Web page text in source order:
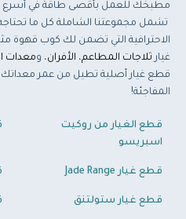
مطبخك للعمل بأقصى طاقة في
تشمل مجموعتنا الشاملة كل ما
الاحترافية التي تضمن لك كوب قهوة
غيار ثلاجات المطاعم، الأفران، ومعدات
قطع غيار أصلية تطيل من عمر
المفاجئة!
قطع الغيار من روكيت
اسبريسو
قطع غيار Jade Range
قطع غيار ستولتنق